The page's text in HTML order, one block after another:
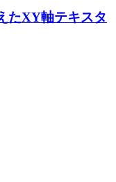
たXY軸テキスタ